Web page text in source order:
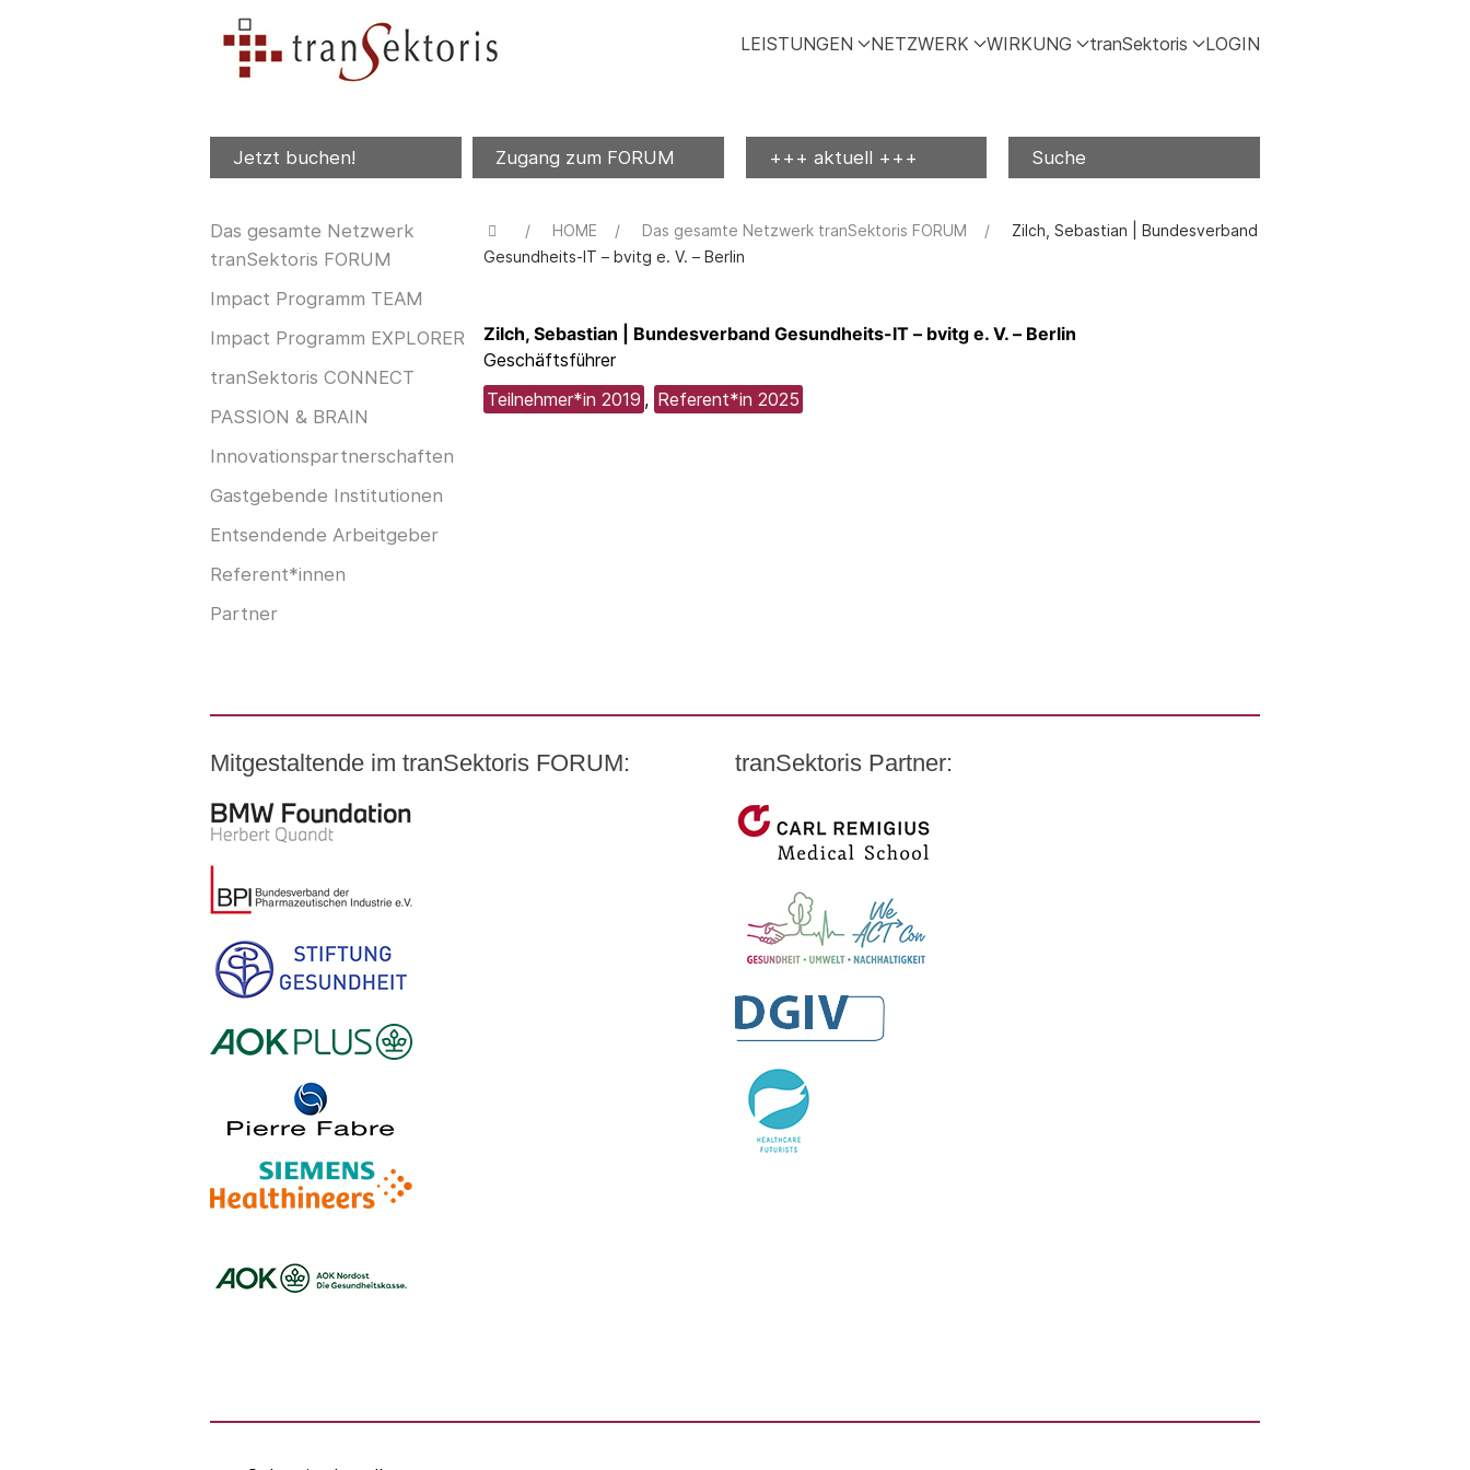
LEISTUNGEN NETZWERK WIRKUNG tranSektoris LOGIN
Jetzt buchen! Zugang zum FORUM +++ aktuell +++ Suche
Das gesamte Netzwerk
tranSektoris FORUM
Impact Programm TEAM
Impact Programm EXPLORER
tranSektoris CONNECT
PASSION & BRAIN
Innovationspartnerschaften
Gastgebende Institutionen
Entsendende Arbeitgeber
Referent*innen
Partner
HOME Das gesamte Netzwerk tranSektoris FORUM
Zilch, Sebastian | Bundesverband
Gesundheits-IT – bvitg e. V. – Berlin
Zilch, Sebastian | Bundesverband Gesundheits-IT – bvitg e. V. – Berlin
Geschäftsführer
Teilnehmer*in 2019 , Referent*in 2025
Mitgestaltende im tranSektoris FORUM:
Logo – BMW Foundation Herbert Quandt
Logo – BDI Bundesverband der Pharmazeutischen Industrie e. V. (BPI)
Logo – Stiftung Gesundheit
Logo – AOK PLUS
Logo – Pierre Fabre Pharma
Logo – Siemens Healthineers
Logo – AOK NORDOEST
tranSektoris Partner:
Carl Remigius Medical School
WeACT Con
DGIV
HealthCare Futurists